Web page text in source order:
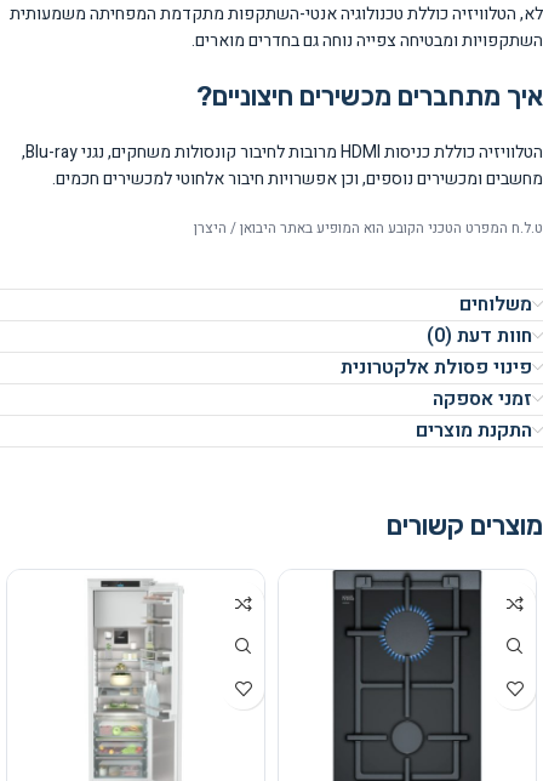
לא, הטלוויזיה כוללת טכנולוגיה אנטי-השתקפות מתקדמת המפחיתה משמעותית
השתקפויות ומבטיחה צפייה נוחה גם בחדרים מוארים.
איך מתחברים מכשירים חיצוניים?
הטלוויזיה כוללת כניסות HDMI מרובות לחיבור קונסולות משחקים, נגני Blu-ray,
מחשבים ומכשירים נוספים, וכן אפשרויות חיבור אלחוטי למכשירים חכמים.
ט.ל.ח המפרט הטכני הקובע הוא המופיע באתר היבואן / היצרן
משלוחים
חוות דעת (0)
פינוי פסולת אלקטרונית
זמני אספקה
התקנת מוצרים
מוצרים קשורים